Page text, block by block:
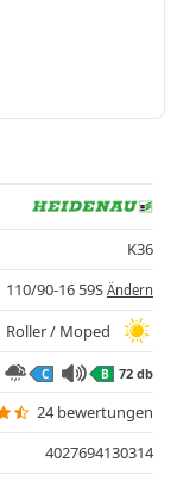
K36
110/90-16 59S Ändern
Roller / Moped
C B 72 db
24 bewertungen
4027694130314